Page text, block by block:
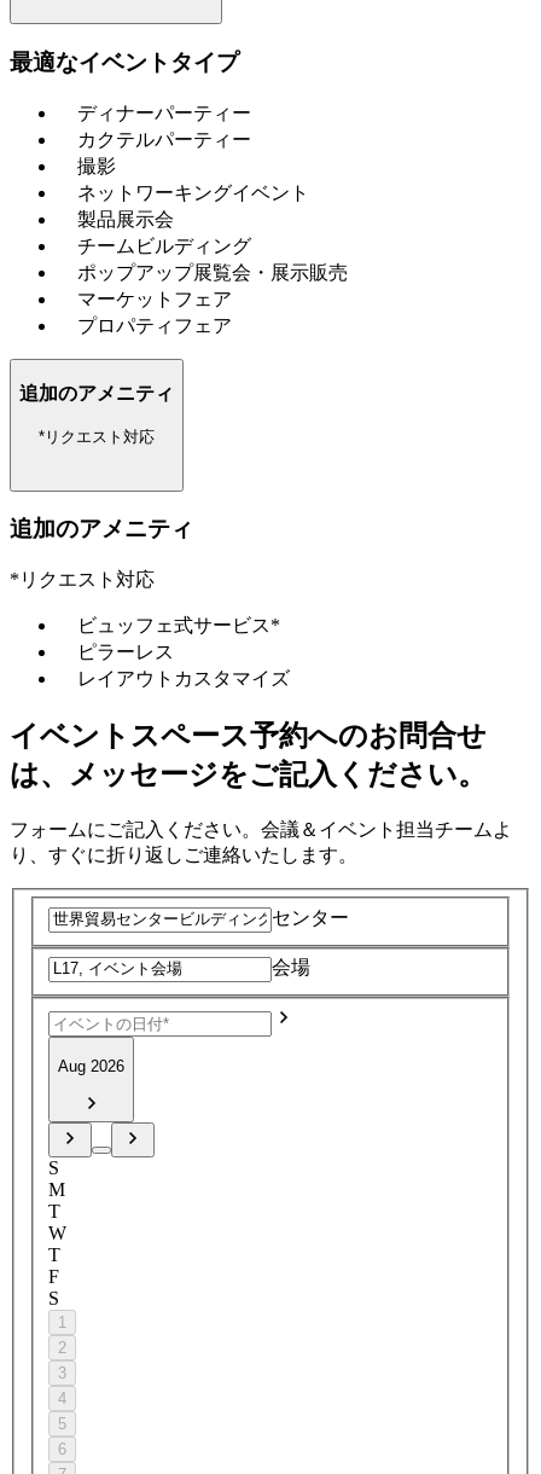
最適なイベントタイプ
ディナーパーティー
カクテルパーティー
撮影
ネットワーキングイベント
製品展示会
チームビルディング
ポップアップ展覧会・展示販売
マーケットフェア
プロパティフェア
追加のアメニティ
*リクエスト対応
追加のアメニティ
*リクエスト対応
ビュッフェ式サービス*
ピラーレス
レイアウトカスタマイズ
イベントスペース予約へのお問合せ
は、メッセージをご記入ください。
フォームにご記入ください。会議＆イベント担当チームよ
り、すぐに折り返しご連絡いたします。
センター
会場
Aug 2026
S
M
T
W
T
F
S
1
2
3
4
5
6